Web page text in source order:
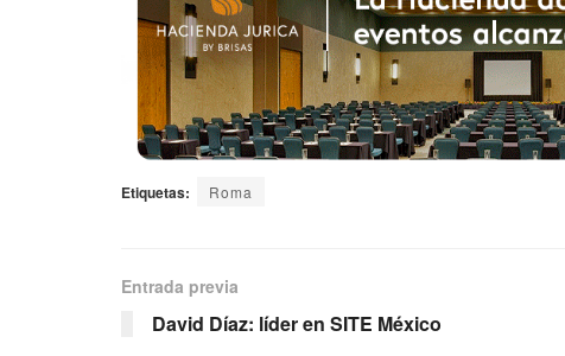
Etiquetas: Roma
Entrada previa
David Díaz: líder en SITE México